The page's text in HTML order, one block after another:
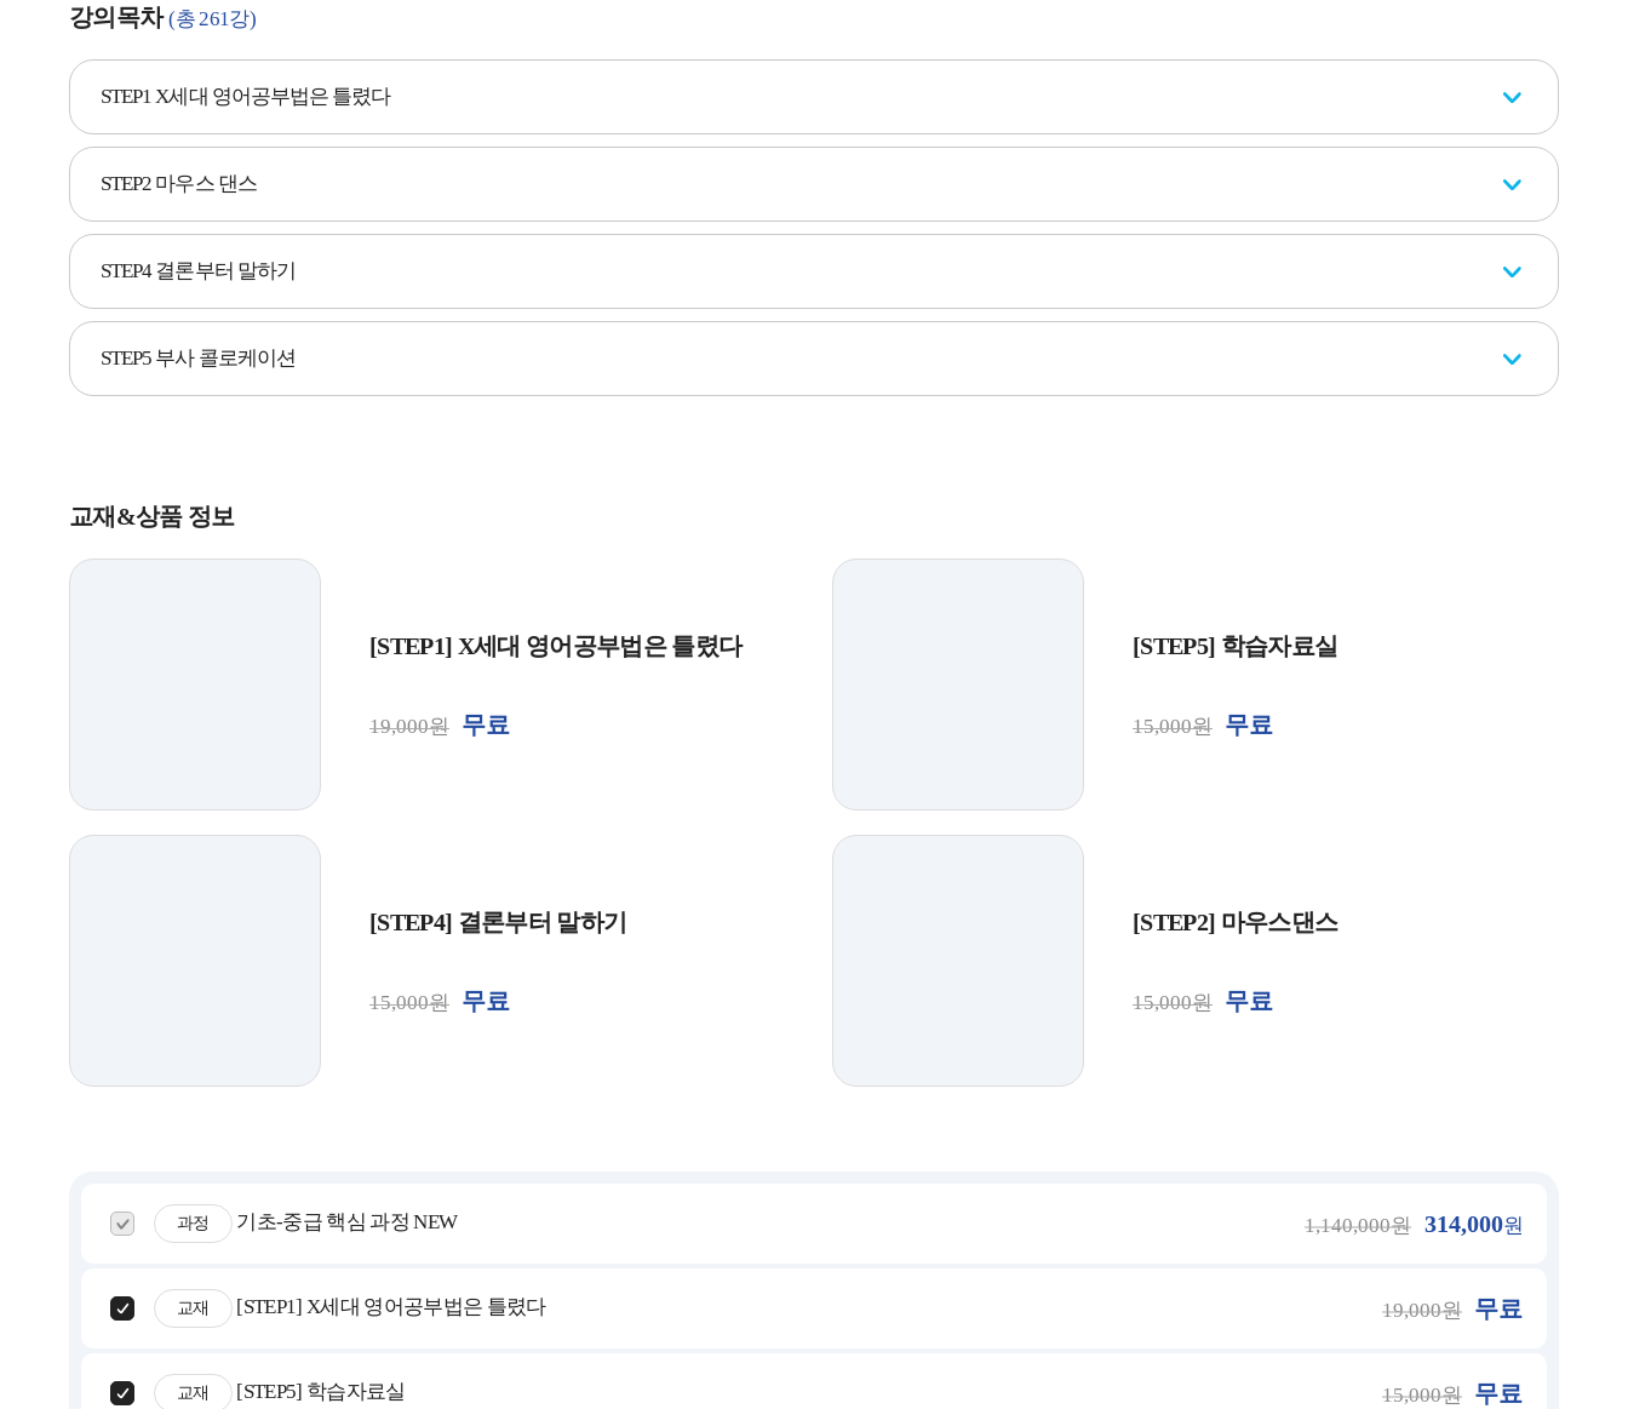
강의목차 (총 261강)
STEP1 X세대 영어공부법은 틀렸다
STEP2 마우스 댄스
STEP4 결론부터 말하기
STEP5 부사 콜로케이션
교재&상품 정보
[STEP1] X세대 영어공부법은 틀렸다
19,000원 무료
[STEP5] 학습자료실
15,000원 무료
[STEP4] 결론부터 말하기
15,000원 무료
[STEP2] 마우스댄스
15,000원 무료
과정 기초-중급 핵심 과정 NEW 1,140,000원 314,000원
교재 [STEP1] X세대 영어공부법은 틀렸다 19,000원 무료
교재 [STEP5] 학습자료실 15,000원 무료